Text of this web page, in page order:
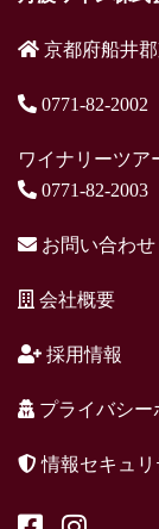
京都府船井
0771-82-2002
ワイナリーツア
0771-82-2003
お問い合わせ
会社概要
採用情報
プライバシー
情報セキュ